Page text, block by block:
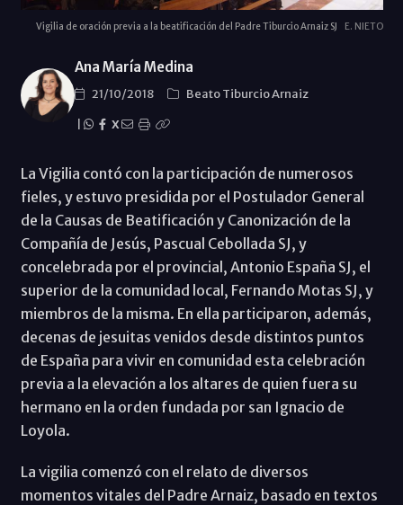
Vigilia de oración previa a la beatificación del Padre Tiburcio Arnaiz SJ E. NIETO
Ana María Medina
21/10/2018
Beato Tiburcio Arnaiz
X
La Vigilia contó con la participación de numerosos
fieles, y estuvo presidida por el Postulador General
de la Causas de Beatificación y Canonización de la
Compañía de Jesús, Pascual Cebollada SJ, y
concelebrada por el provincial, Antonio España SJ, el
superior de la comunidad local, Fernando Motas SJ, y
miembros de la misma. En ella participaron, además,
decenas de jesuitas venidos desde distintos puntos
de España para vivir en comunidad esta celebración
previa a la elevación a los altares de quien fuera su
hermano en la orden fundada por san Ignacio de
Loyola.
La vigilia comenzó con el relato de diversos
momentos vitales del Padre Arnaiz, basado en textos